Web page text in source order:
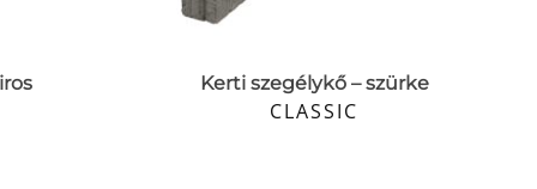
Kerti szegélykő – szürke
CLASSIC